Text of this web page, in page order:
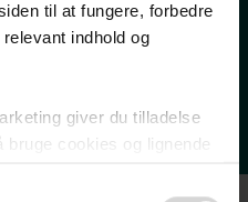
til at fungere, forbedre
indhold og
giver du tilladelse
cookies og lignende
disse oplysninger med
Indkøb
Daginstitutioner